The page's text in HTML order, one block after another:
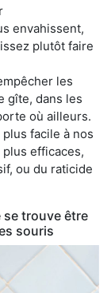
envahissent,
plutôt faire
les
gîte, dans les
où ailleurs.
facile à nos
efficaces,
ou du raticide
se trouve être
souris